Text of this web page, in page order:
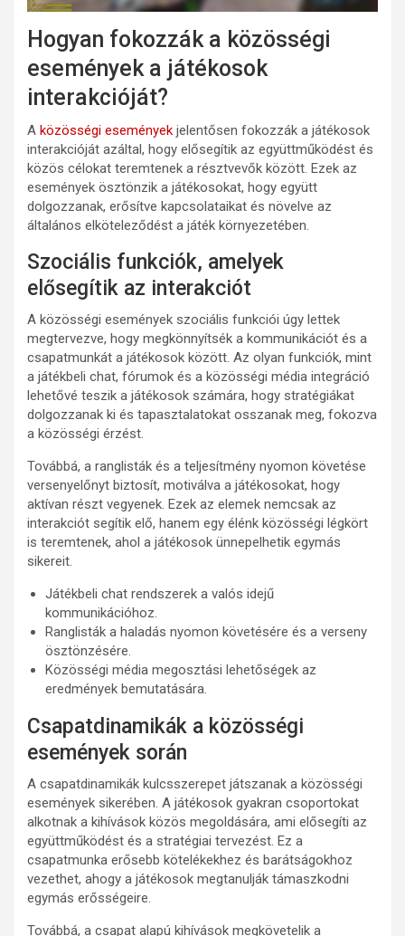
Hogyan fokozzák a közösségi
események a játékosok
interakcióját?
A közösségi események jelentősen fokozzák a játékosok
interakcióját azáltal, hogy elősegítik az együttműködést és
közös célokat teremtenek a résztvevők között. Ezek az
események ösztönzik a játékosokat, hogy együtt
dolgozzanak, erősítve kapcsolataikat és növelve az
általános elköteleződést a játék környezetében.
Szociális funkciók, amelyek
elősegítik az interakciót
A közösségi események szociális funkciói úgy lettek
megtervezve, hogy megkönnyítsék a kommunikációt és a
csapatmunkát a játékosok között. Az olyan funkciók, mint
a játékbeli chat, fórumok és a közösségi média integráció
lehetővé teszik a játékosok számára, hogy stratégiákat
dolgozzanak ki és tapasztalatokat osszanak meg, fokozva
a közösségi érzést.
Továbbá, a ranglisták és a teljesítmény nyomon követése
versenyelőnyt biztosít, motiválva a játékosokat, hogy
aktívan részt vegyenek. Ezek az elemek nemcsak az
interakciót segítik elő, hanem egy élénk közösségi légkört
is teremtenek, ahol a játékosok ünnepelhetik egymás
sikereit.
Játékbeli chat rendszerek a valós idejű
kommunikációhoz.
Ranglisták a haladás nyomon követésére és a verseny
ösztönzésére.
Közösségi média megosztási lehetőségek az
eredmények bemutatására.
Csapatdinamikák a közösségi
események során
A csapatdinamikák kulcsszerepet játszanak a közösségi
események sikerében. A játékosok gyakran csoportokat
alkotnak a kihívások közös megoldására, ami elősegíti az
együttműködést és a stratégiai tervezést. Ez a
csapatmunka erősebb kötelékekhez és barátságokhoz
vezethet, ahogy a játékosok megtanulják támaszkodni
egymás erősségeire.
Továbbá, a csapat alapú kihívások megkövetelik a